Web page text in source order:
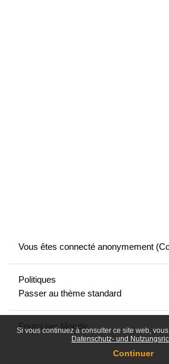
Si vous continuez à consulter ce site web,
Datenschutz- und
Continuer
Vous êtes connecté anonymement (
Politiques
Passer au thème standard
Fourni parMoodle